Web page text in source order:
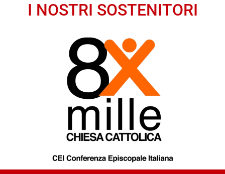
I NOSTRI SOSTENITORI